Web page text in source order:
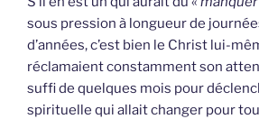
sous pression à longueur de
d’années, c’est bien le Christ lui-
réclamaient constamment son
suffi de quelques mois pour
spirituelle qui allait changer pour